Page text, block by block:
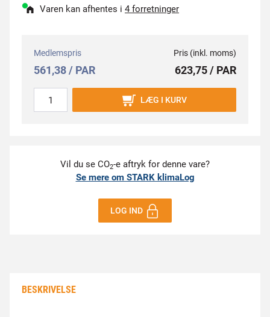
Varen kan afhentes i 4 forretninger
Medlemspris
561,38 / PAR
Pris (inkl. moms)
623,75 / PAR
LÆG I KURV
Vil du se CO2-e aftryk for denne vare?
Se mere om STARK klimaLog
LOG IND
BESKRIVELSE